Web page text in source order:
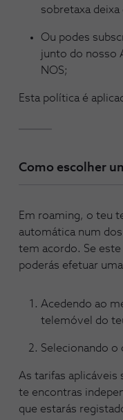
sobretaxa deixa
Ou podes
junto do nosso
NOS;
Esta política é
Como escolher
Em roaming, o teu
automática num
tem acordo. Se
poderás efetuar
Acedendo ao
telemóvel do
Selecionando o
As tarifas aplicáveis
te encontras
que estarás